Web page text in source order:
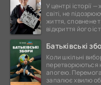
У центрі історії
світі, не
життя, сповнене
відкриття його
Батьківські
Коли шкільні
перетворюються
апогею.
запалює хвилю